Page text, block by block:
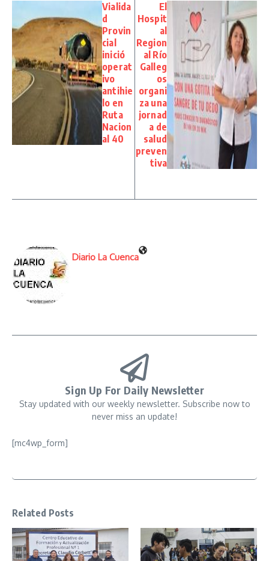
Vialida
d
Provin
cial
inició
operat
ivo
antihie
lo en
Ruta
Nacion
al 40
El
Hospit
al
Region
al Río
Galleg
os
organi
za una
jornad
a de
salud
preven
tiva
Diario La Cuenca
Sign Up For Daily Newsletter
Stay updated with our weekly newsletter. Subscribe now to
never miss an update!
[mc4wp_form]
Related Posts